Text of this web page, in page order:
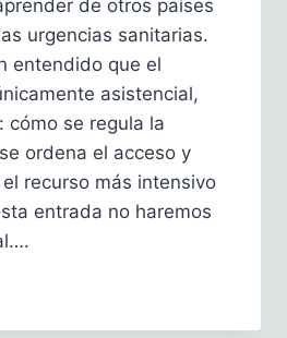
de otros países
urgencias sanitarias.
entendido que el
asistencial,
cómo se regula la
ordena el acceso y
recurso más intensivo
entrada no haremos